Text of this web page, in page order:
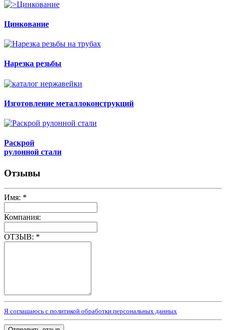
Цинкование
Нарезка резьбы
Изготовление металлоконструкций
Раскрой
рулонной стали
Отзывы
Имя: *
Компания:
ОТЗЫВ: *
Я соглашаюсь с политикой обработки персональных данных